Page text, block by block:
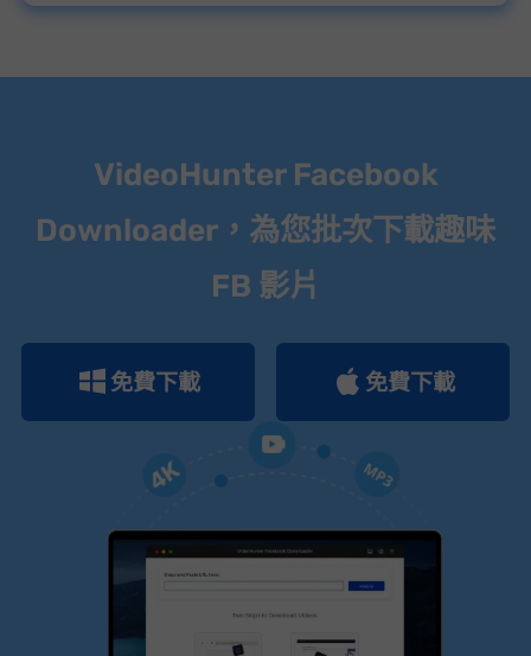
VideoHunter Facebook
Downloader，為您批次下載趣味
FB 影片
免費下載 免費下載